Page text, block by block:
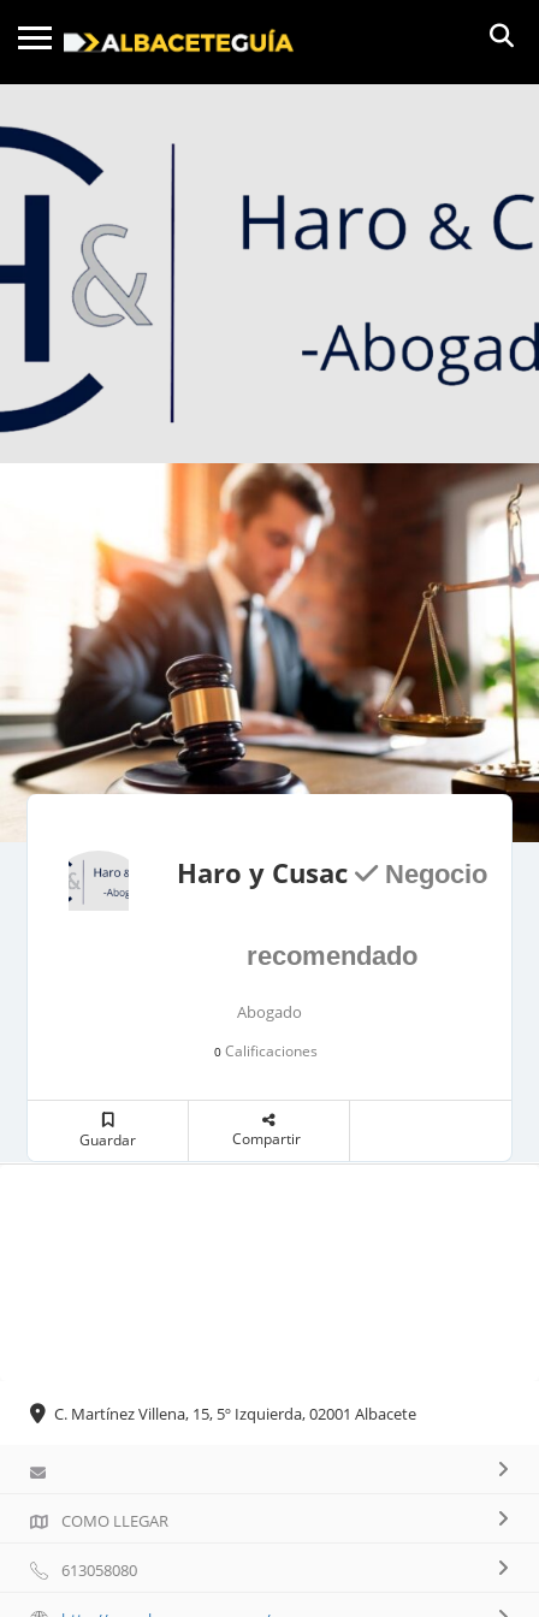
Haro y Cusac Negocio
recomendado
Abogado
0 Calificaciones
Guardar Compartir
C. Martínez Villena, 15, 5º Izquierda, 02001 Albacete
COMO LLEGAR
613058080